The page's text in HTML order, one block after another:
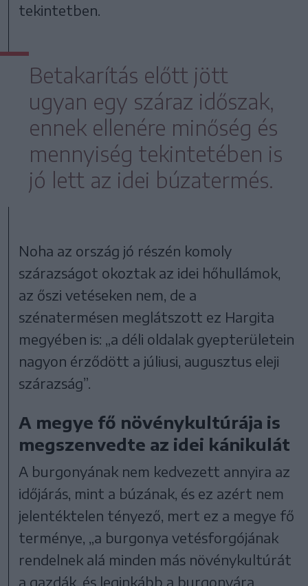
tekintetben.
Betakarítás előtt jött
ugyan egy száraz időszak,
ennek ellenére minőség és
mennyiség tekintetében is
jó lett az idei búzatermés.
Noha az ország jó részén komoly
szárazságot okoztak az idei hőhullámok,
az őszi vetéseken nem, de a
szénatermésen meglátszott ez Hargita
megyében is: „a déli oldalak gyepterületein
nagyon érződött a júliusi, augusztus eleji
szárazság”.
A megye fő növénykultúrája is
megszenvedte az idei kánikulát
A burgonyának nem kedvezett annyira az
időjárás, mint a búzának, és ez azért nem
jelentéktelen tényező, mert ez a megye fő
terménye, „a burgonya vetésforgójának
rendelnek alá minden más növénykultúrát
a gazdák, és leginkább a burgonyára